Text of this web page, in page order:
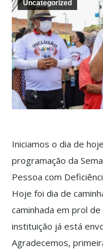
Uncategorized
Iniciamos o dia de
programação da
Pessoa com
Hoje foi dia de
caminhada em prol
instituição já está
Agradecemos,